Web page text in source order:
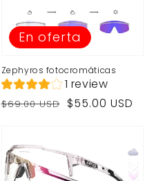
Zephyros fotocromáticas
1 review
Precio
$69.00 USD
Precio
$55.00 USD
En oferta